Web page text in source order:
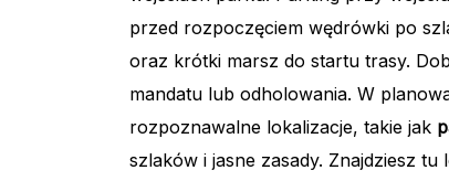
przed rozpoczęciem wędrówki po
oraz krótki marsz do startu trasy.
mandatu lub odholowania. W
rozpoznawalne lokalizacje, takie jak
szlaków i jasne zasady. Znajdziesz